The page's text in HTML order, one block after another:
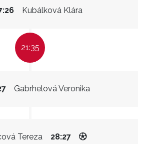
Kubálková Klára
21:35
Gabrhelová Veronika
Tereza 28:27